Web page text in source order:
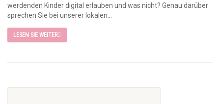
werdenden Kinder digital erlauben und was nicht? Genau darüber
sprechen Sie bei unserer lokalen...
LESEN SIE WEITER